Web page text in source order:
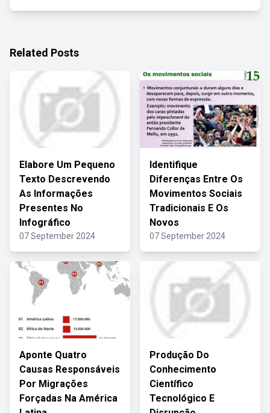
Related Posts
Elabore Um Pequeno
Texto Descrevendo
As Informações
Presentes No
Infográfico
07 September 2024
Identifique
Diferenças Entre Os
Movimentos Sociais
Tradicionais E Os
Novos
07 September 2024
Aponte Quatro
Causas Responsáveis
Por Migrações
Forçadas Na América
Produção Do
Conhecimento
Científico
Tecnológico E